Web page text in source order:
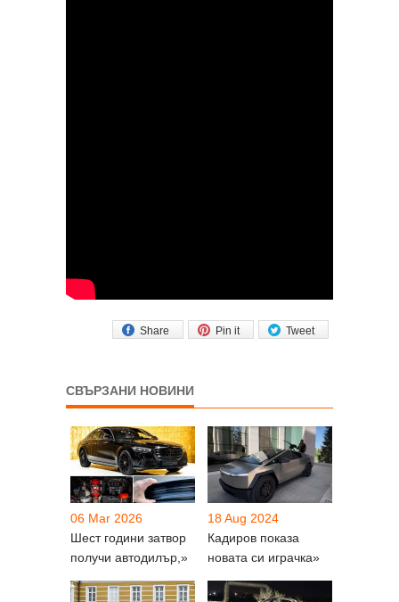
Tweet
Pin it
Share
СВЪРЗАНИ НОВИНИ
06 Mar 2026
Шест години затвор
получи автодилър,»
18 Aug 2024
Кадиров показа
новата си играчка»